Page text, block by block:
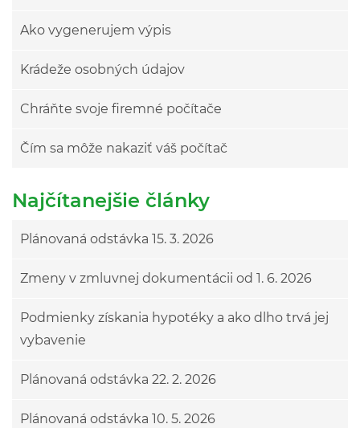
Ako vygenerujem výpis
Krádeže osobných údajov
Chráňte svoje firemné počítače
Čím sa môže nakaziť váš počítač
Najčítanejšie články
Plánovaná odstávka 15. 3. 2026
Zmeny v zmluvnej dokumentácii od 1. 6. 2026
Podmienky získania hypotéky a ako dlho trvá jej
vybavenie
Plánovaná odstávka 22. 2. 2026
Plánovaná odstávka 10. 5. 2026